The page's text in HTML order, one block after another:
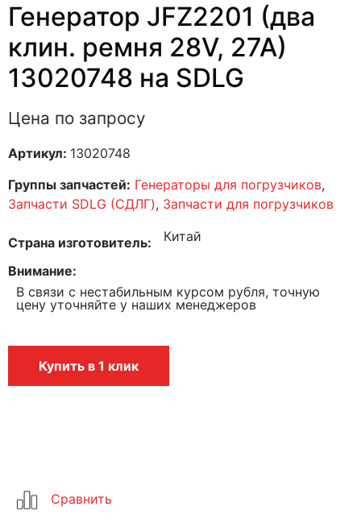
Генератор JFZ2201 (два
клин. ремня 28V, 27A)
13020748 на SDLG
Цена по запросу
Артикул: 13020748
Группы запчастей: Генераторы для погрузчиков,
Запчасти SDLG (СДЛГ), Запчасти для погрузчиков
Страна изготовитель Китай
Внимание
В связи с нестабильным курсом рубля, точную
цену уточняйте у наших менеджеров
Купить в 1 клик